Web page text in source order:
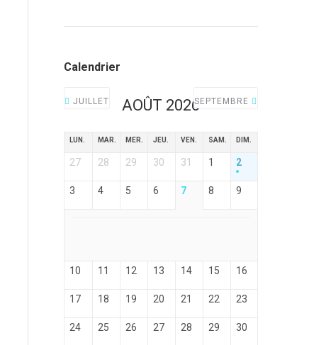
Calendrier
JUILLET AOÛT 2026SEPTEMBRE
LUN. MAR. MER. JEU. VEN. SAM. DIM.
27 28 29 30 31 1 2
3 4 5 6 7 8 9
10 11 12 13 14 15 16
17 18 19 20 21 22 23
24 25 26 27 28 29 30